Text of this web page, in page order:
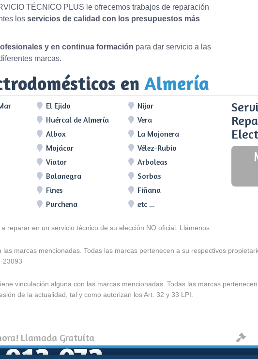
TÉCNICO PLUS le ofrecemos trabajos de reparación
los servicios de calidad con los presupuestos más
y en continua formación para dar servicio a las
marcas.
en Almería
El Ejido
Níjar
Huércal de Almería
Vera
Albox
La Mojonera
Mojácar
Vélez-Rubio
Viator
Arboleas
Balanegra
Sorbas
Fines
Fiñana
Purchena etc ...
reparar en un servicio técnico de su elección NO oficial. Llámenos
marcas mencionadas. Todas las marcas pertenecen a su respectivos
23093
vinculación alguna con las marcas mencionadas. Todas las marcas
de la actualidad, tal y como autorizan los Art. 32 y 33 LPI.
Llamada Gratuíta